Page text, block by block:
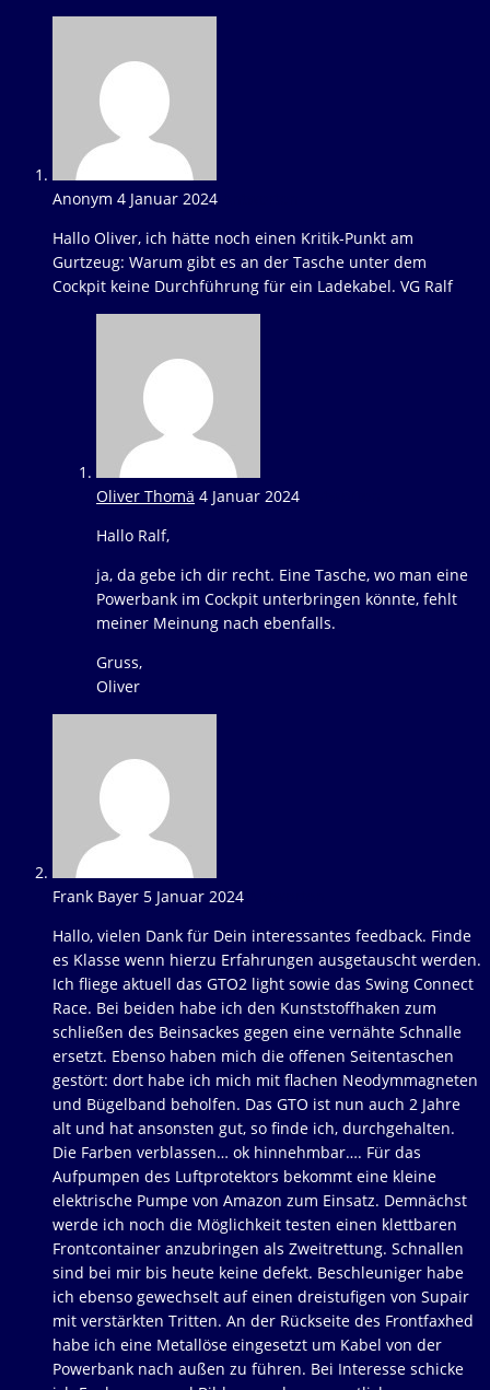
Anonym 4 Januar 2024
Hallo Oliver, ich hätte noch einen Kritik-Punkt am
Gurtzeug: Warum gibt es an der Tasche unter dem
Cockpit keine Durchführung für ein Ladekabel. VG Ralf
Oliver Thomä 4 Januar 2024
Hallo Ralf,
ja, da gebe ich dir recht. Eine Tasche, wo man eine
Powerbank im Cockpit unterbringen könnte, fehlt
meiner Meinung nach ebenfalls.
Gruss,
Oliver
Frank Bayer 5 Januar 2024
Hallo, vielen Dank für Dein interessantes feedback. Finde
es Klasse wenn hierzu Erfahrungen ausgetauscht werden.
Ich fliege aktuell das GTO2 light sowie das Swing Connect
Race. Bei beiden habe ich den Kunststoffhaken zum
schließen des Beinsackes gegen eine vernähte Schnalle
ersetzt. Ebenso haben mich die offenen Seitentaschen
gestört: dort habe ich mich mit flachen Neodymmagneten
und Bügelband beholfen. Das GTO ist nun auch 2 Jahre
alt und hat ansonsten gut, so finde ich, durchgehalten.
Die Farben verblassen… ok hinnehmbar…. Für das
Aufpumpen des Luftprotektors bekommt eine kleine
elektrische Pumpe von Amazon zum Einsatz. Demnächst
werde ich noch die Möglichkeit testen einen klettbaren
Frontcontainer anzubringen als Zweitrettung. Schnallen
sind bei mir bis heute keine defekt. Beschleuniger habe
ich ebenso gewechselt auf einen dreistufigen von Supair
mit verstärkten Tritten. An der Rückseite des Frontfaxhed
habe ich eine Metallöse eingesetzt um Kabel von der
Powerbank nach außen zu führen. Bei Interesse schicke